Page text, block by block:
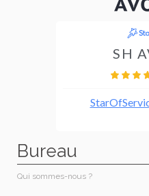
Bureau
Qui sommes-nous ?